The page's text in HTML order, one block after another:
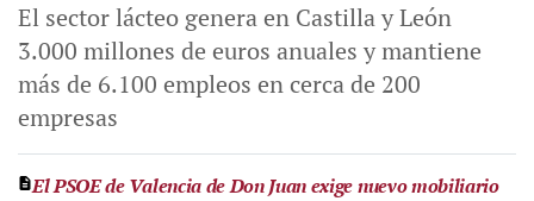
El sector lácteo genera en Castilla y León
3.000 millones de euros anuales y mantiene
más de 6.100 empleos en cerca de 200
empresas
El PSOE de Valencia de Don Juan exige nuevo mobiliario